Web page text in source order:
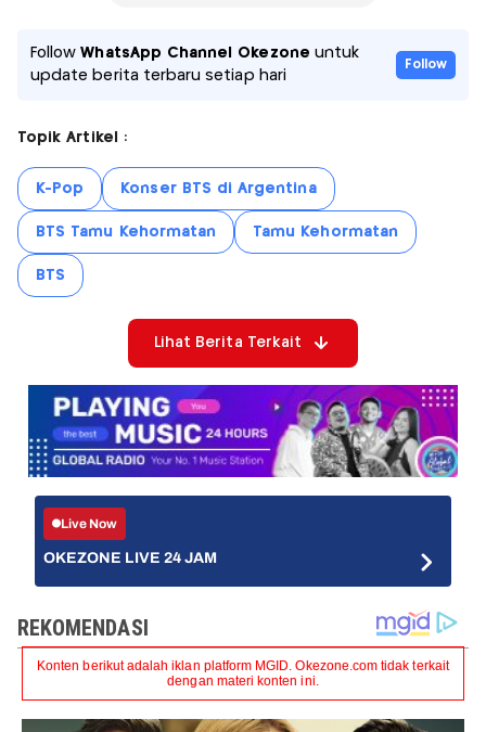
FollowWhatsApp Channel Okezone untuk
update berita terbaru setiap hari
Follow
Topik Artikel :
K-Pop Konser BTS di Argentina
BTS Tamu Kehormatan Tamu Kehormatan
BTS
Lihat Berita Terkait
Live Now
OKEZONE LIVE 24 JAM